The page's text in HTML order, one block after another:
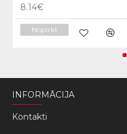
8.14€
Nopirkt
INFORMĀCIJA
Kontakti